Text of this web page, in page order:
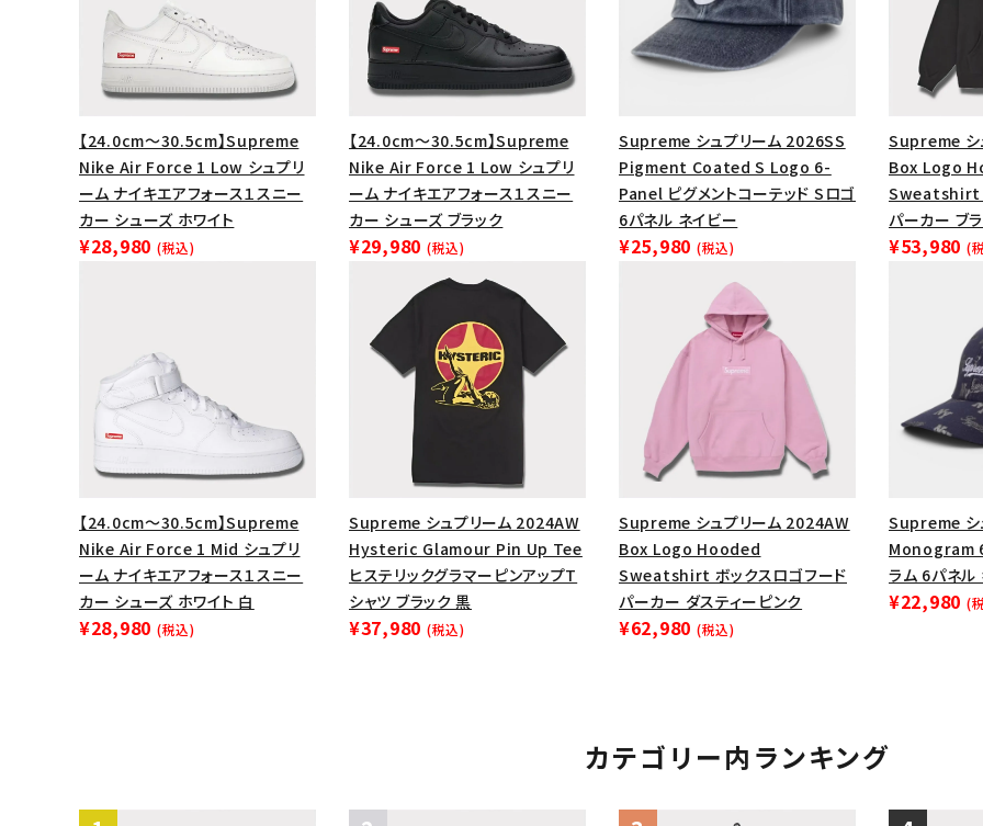
キーワードから探す
search
カテゴリーから探す コラボレーションブ
円 ～ 円
2026SS 2025AW
Tシャツ・ロングスリーブ
キャ
パーカー・クルーネック
ショ
ブラックスウェッ
在庫のない商品を表示する
絞り込んで検索する
【24.0cm～30.5cm】Supreme
Nike Air Force 1 Low シュプリ
ーム ナイキエアフォース１スニー
カー シューズ ホワイト
¥28,980 (税込)
【24.0cm～30.5cm】Supreme
Nike Air Force 1 Low シュプリ
ーム ナイキエアフォース１スニー
カー シューズ ブラック
¥29,980 (税込)
Supreme シュプリーム 2026SS
Pigment Coated S Logo 6-
Panel ピグメントコーテッド Sロゴ
6パネル ネイビー
¥25,980 (税込)
Supreme シ
Box Logo
Sweatshirt
パーカー ブ
¥53,980 (
【24.0cm～30.5cm】Supreme
Nike Air Force 1 Mid シュプリ
ーム ナイキエアフォース１スニー
カー シューズ ホワイト 白
¥28,980 (税込)
Supreme シュプリーム 2024AW
Hysteric Glamour Pin Up Tee
ヒステリックグラマーピンアップT
シャツ ブラック 黒
¥37,980 (税込)
Supreme シュプリーム 2024AW
Box Logo Hooded
Sweatshirt ボックスロゴフード
パーカー ダスティーピンク
¥62,980 (税込)
Supreme シ
Monogram
ラム 6パネル
¥22,980 (
カテゴリー内ランキング